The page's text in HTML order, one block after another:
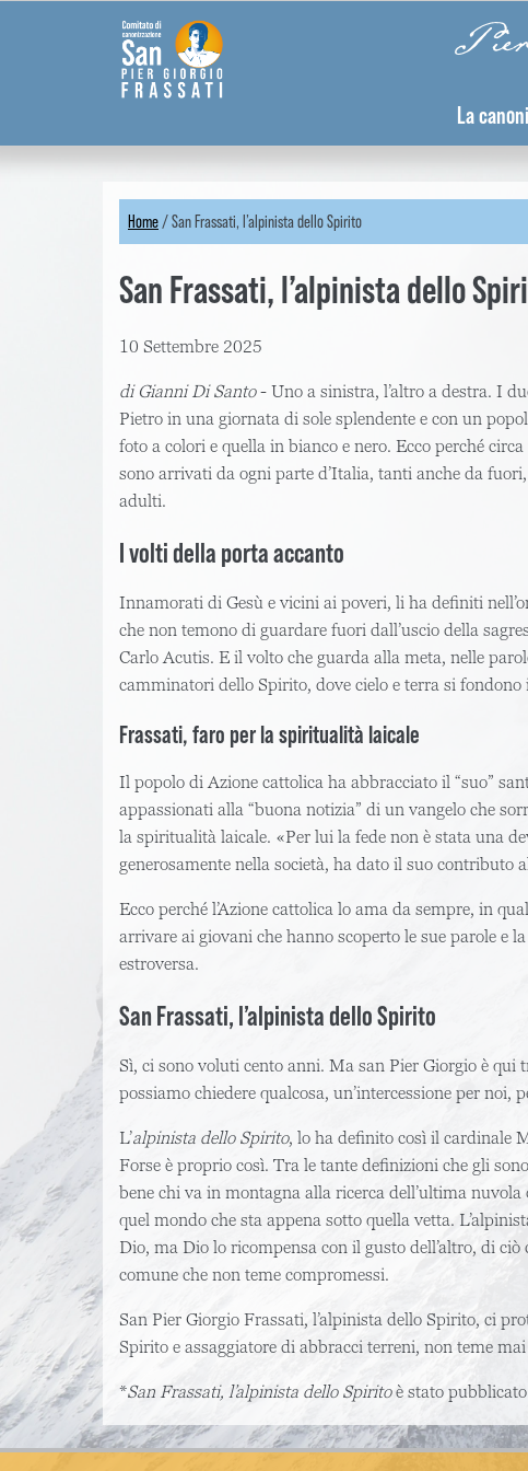
La
You
are
here
Home /San Frassati, l’alpinista dello Spirito
San Frassati, l’alpinista dello
10 Settembre 2025
di Gianni Di Santo- Uno a sinistra, l’altro a destra. I
Pietro in una giornata di sole splendente e con un
foto a colori e quella in bianco e nero. Ecco perché
sono arrivati da ogni parte d’Italia, tanti anche da
adulti.
I volti della porta accanto
Innamorati di Gesù e vicini ai poveri, li ha definiti
che non temono di guardare fuori dall’uscio della
Carlo Acutis. E il volto che guarda alla meta, nelle
camminatori dello Spirito, dove cielo e terra si
Frassati, faro per la spiritualità laicale
Il popolo di Azione cattolica ha abbracciato il “suo”
appassionati alla “buona notizia” di un vangelo che
la spiritualità laicale. «Per lui la fede non è stata una
generosamente nella società, ha dato il suo contributo
Ecco perché l’Azione cattolica lo ama da sempre, in
arrivare ai giovani che hanno scoperto le sue parole e
estroversa.
San Frassati, l’alpinista dello Spirito
Sì, ci sono voluti cento anni. Ma san Pier Giorgio è
possiamo chiedere qualcosa, un’intercessione per
L’alpinista dello Spirito, lo ha definito così il cardinale
Forse è proprio così. Tra le tante definizioni che gli
bene chi va in montagna alla ricerca dell’ultima
quel mondo che sta appena sotto quella vetta.
Dio, ma Dio lo ricompensa con il gusto dell’altro, di
comune che non teme compromessi.
San Pier Giorgio Frassati, l’alpinista dello Spirito, ci
Spirito e assaggiatore di abbracci terreni, non teme
*San Frassati, l’alpinista dello Spiritoè stato